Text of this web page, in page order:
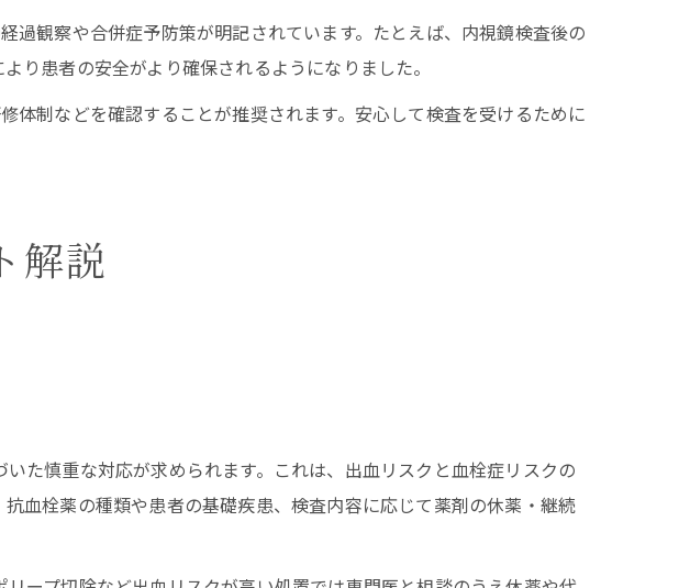
観察や合併症予防策が明記されています。たとえば、内視鏡検査後の
り患者の安全がより確保されるようになりました。
制などを確認することが推奨されます。安心して検査を受けるために
解説
た慎重な対応が求められます。これは、出血リスクと血栓症リスクの
血栓薬の種類や患者の基礎疾患、検査内容に応じて薬剤の休薬・継続